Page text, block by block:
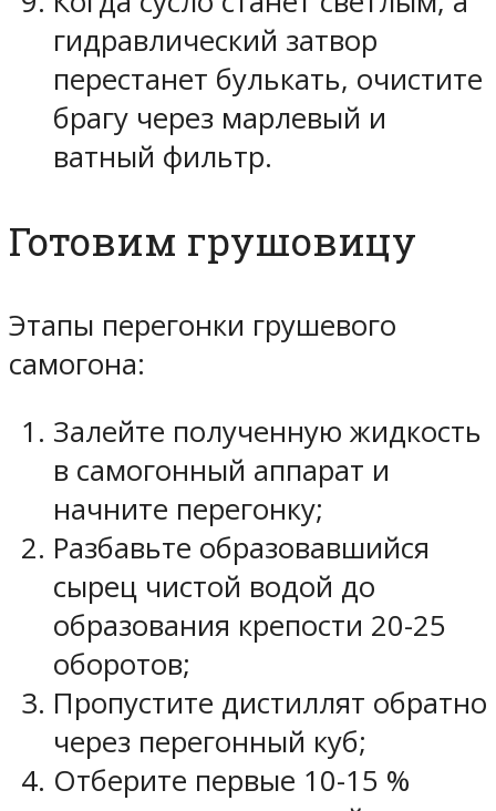
гидравлический затвор
перестанет булькать, очистите
брагу через марлевый и
ватный фильтр.
Готовим грушовицу
Этапы перегонки грушевого
самогона:
Залейте полученную жидкость
в самогонный аппарат и
начните перегонку;
Разбавьте образовавшийся
сырец чистой водой до
образования крепости 20-25
оборотов;
Пропустите дистиллят обратно
через перегонный куб;
Отберите первые 10-15 %